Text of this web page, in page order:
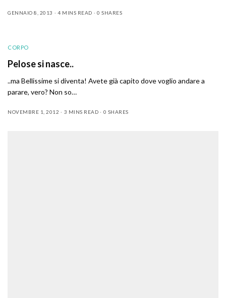
GENNAIO 8, 2013 4 MINS READ 0 SHARES
CORPO
Pelose si nasce..
..ma Bellissime si diventa! Avete già capito dove voglio andare a
parare, vero? Non so…
NOVEMBRE 1, 2012 3 MINS READ 0 SHARES